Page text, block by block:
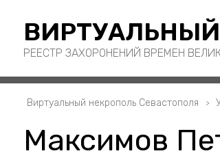
РЕЕСТР ЗАХОРОНЕНИЙ ВРЕМЕН
Виртуальный некрополь Севастополя
Максимов